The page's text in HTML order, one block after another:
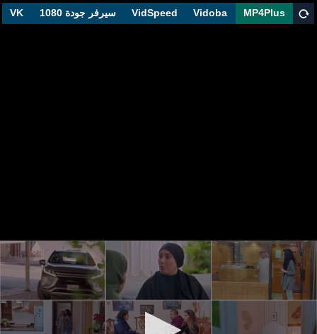
MP4Plus
Vidoba
VidSpeed سيرفر جودة 1080 VK